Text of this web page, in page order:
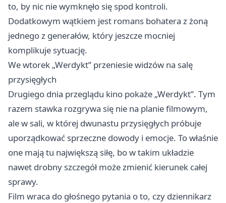
to, by nic nie wymknęło się spod kontroli.
Dodatkowym wątkiem jest romans bohatera z żoną
jednego z generałów, który jeszcze mocniej
komplikuje sytuację.
We wtorek „Werdykt” przeniesie widzów na salę
przysięgłych
Drugiego dnia przeglądu kino pokaże „Werdykt”. Tym
razem stawka rozgrywa się nie na planie filmowym,
ale w sali, w której dwunastu przysięgłych próbuje
uporządkować sprzeczne dowody i emocje. To właśnie
one mają tu największą siłę, bo w takim układzie
nawet drobny szczegół może zmienić kierunek całej
sprawy.
Film wraca do głośnego pytania o to, czy dziennikarz